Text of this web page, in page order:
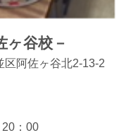
ヶ谷校－
阿佐ヶ谷北2-13-2
：00